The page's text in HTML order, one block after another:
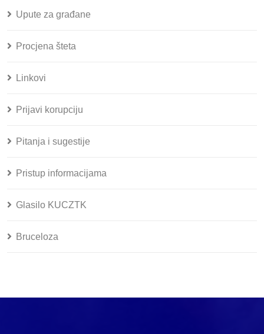
Upute za građane
Procjena šteta
Linkovi
Prijavi korupciju
Pitanja i sugestije
Pristup informacijama
Glasilo KUCZTK
Bruceloza